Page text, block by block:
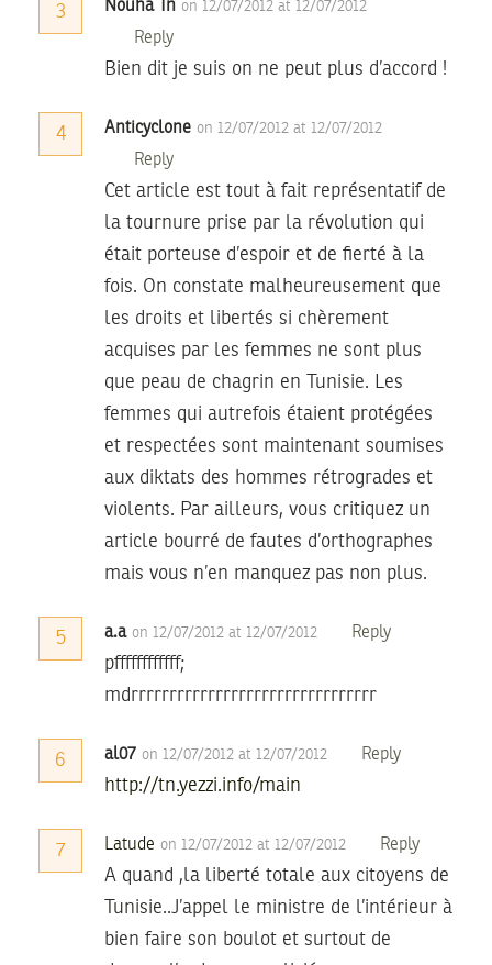
3 Nouha Tn on 12/07/2012 at 12/07/2012
Reply
Bien dit je suis on ne peut plus d’accord !
4 Anticyclone on 12/07/2012 at 12/07/2012
Reply
Cet article est tout à fait représentatif de
la tournure prise par la révolution qui
était porteuse d’espoir et de fierté à la
fois. On constate malheureusement que
les droits et libertés si chèrement
acquises par les femmes ne sont plus
que peau de chagrin en Tunisie. Les
femmes qui autrefois étaient protégées
et respectées sont maintenant soumises
aux diktats des hommes rétrogrades et
violents. Par ailleurs, vous critiquez un
article bourré de fautes d’orthographes
mais vous n’en manquez pas non plus.
5 a.a on 12/07/2012 at 12/07/2012 Reply
pffffffffffff;
mdrrrrrrrrrrrrrrrrrrrrrrrrrrrrrrrr
6 al07 on 12/07/2012 at 12/07/2012 Reply
http://tn.yezzi.info/main
7 Latude on 12/07/2012 at 12/07/2012 Reply
A quand ,la liberté totale aux citoyens de
Tunisie..J’appel le ministre de l’intérieur à
bien faire son boulot et surtout de